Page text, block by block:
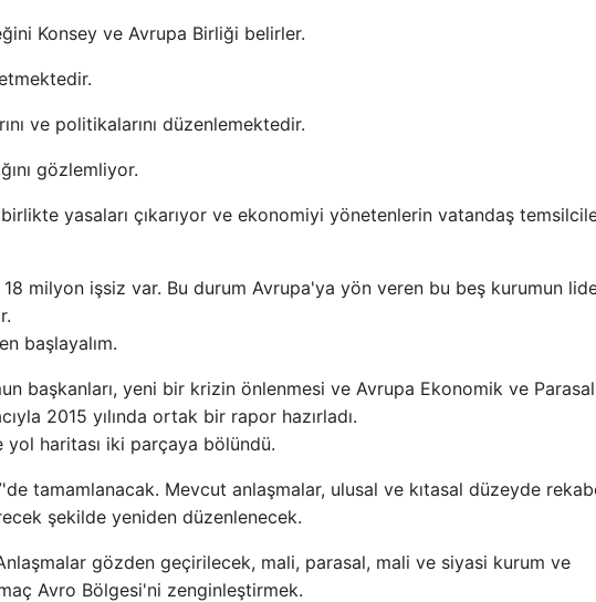
Konsey ve Avrupa Birliği belirler.
ve politikalarını düzenlemektedir.
gözlemliyor.
yasaları çıkarıyor ve ekonomiyi yönetenlerin vatandaş
milyon işsiz var. Bu durum Avrupa'ya yön veren bu beş kurumun
başlayalım.
başkanları, yeni bir krizin önlenmesi ve Avrupa Ekonomik ve Parasal
2015 yılında ortak bir rapor hazırladı.
yol haritası iki parçaya bölündü.
tamamlanacak. Mevcut anlaşmalar, ulusal ve kıtasal düzeyde
şekilde yeniden düzenlenecek.
gözden geçirilecek, mali, parasal, mali ve siyasi kurum ve
Avro Bölgesi'ni zenginleştirmek.